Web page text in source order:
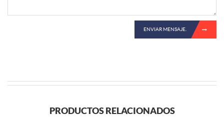
ENVIAR MENSAJE.
PRODUCTOS RELACIONADOS